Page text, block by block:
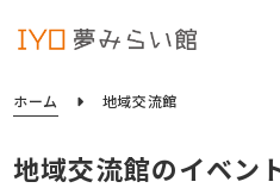
ホーム 地域交流館
地域交流館のイベン